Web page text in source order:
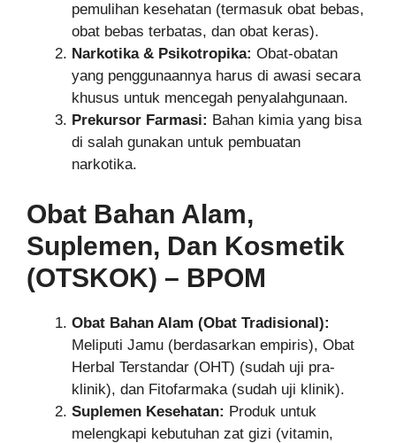
pemulihan kesehatan (termasuk obat bebas,
obat bebas terbatas, dan obat keras).
Narkotika & Psikotropika: Obat-obatan
yang penggunaannya harus di awasi secara
khusus untuk mencegah penyalahgunaan.
Prekursor Farmasi: Bahan kimia yang bisa
di salah gunakan untuk pembuatan
narkotika.
Obat Bahan Alam,
Suplemen, Dan Kosmetik
(OTSKOK) – BPOM
Obat Bahan Alam (Obat Tradisional):
Meliputi Jamu (berdasarkan empiris), Obat
Herbal Terstandar (OHT) (sudah uji pra-
klinik), dan Fitofarmaka (sudah uji klinik).
Suplemen Kesehatan: Produk untuk
melengkapi kebutuhan zat gizi (vitamin,